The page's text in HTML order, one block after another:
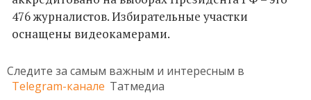
476 журналистов. Избирательные участки
оснащены видеокамерами.
Следите за самым важным и интересным в
Telegram-канале Татмедиа